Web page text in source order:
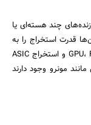
چند هسته‌ای یا
قدرت استخراج را به
نفع خود به حداکثر برسانند. با این حال، ورود GPU، FPGA و استخراج ASIC
مونرو وجود دارند